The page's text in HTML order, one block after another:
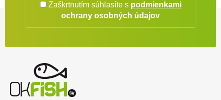
Zaškrtnutím súhlasíte s podmienkami
ochrany osobných údajov